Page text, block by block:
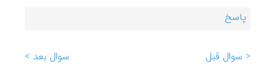
پاسخ
< سوال قبل سوال بعد >